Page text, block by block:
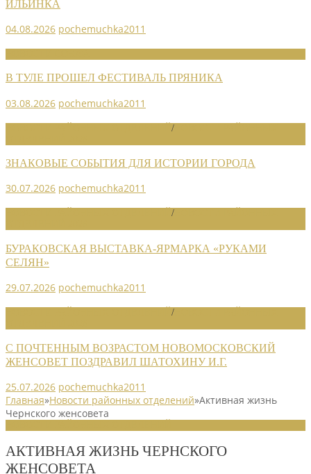
ИЛЬИНКА
04.08.2026 pochemuchka2011
В ТУЛЕ ПРОШЕЛ ФЕСТИВАЛЬ ПРЯНИКА
03.08.2026 pochemuchka2011
/
ЗНАКОВЫЕ СОБЫТИЯ ДЛЯ ИСТОРИИ ГОРОДА
30.07.2026 pochemuchka2011
/
БУРАКОВСКАЯ ВЫСТАВКА-ЯРМАРКА «РУКАМИ
СЕЛЯН»
29.07.2026 pochemuchka2011
/
С ПОЧТЕННЫМ ВОЗРАСТОМ НОВОМОСКОВСКИЙ
ЖЕНСОВЕТ ПОЗДРАВИЛ ШАТОХИНУ И.Г.
25.07.2026 pochemuchka2011
Главная»Новости районных отделений»Активная жизнь
Чернского женсовета
АКТИВНАЯ ЖИЗНЬ ЧЕРНСКОГО
ЖЕНСОВЕТА